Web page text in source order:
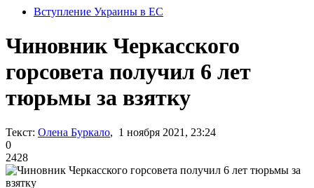
Вступление Украины в ЕС
Чиновник Черкасского
горсовета получил 6 лет
тюрьмы за взятку
Текст: Олена Буркало, 1 ноября 2021, 23:24
0
2428